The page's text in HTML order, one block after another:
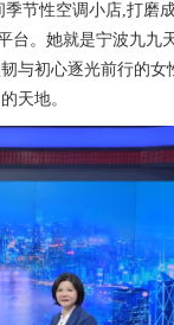
节性空调小店,打磨
台。她就是宁波九九
与初心逐光前行的女
天地。